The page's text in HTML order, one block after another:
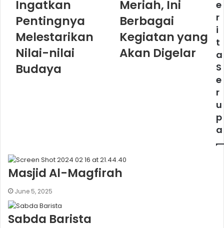
Ingatkan
Pentingnya
Melestarikan
Nilai-nilai
Budaya
Meriah, Ini
Berbagai
Kegiatan yang
Akan Digelar
e
r
i
t
a
S
e
r
u
p
a
Masjid Al-Magfirah
June 5, 2025
Sabda Barista